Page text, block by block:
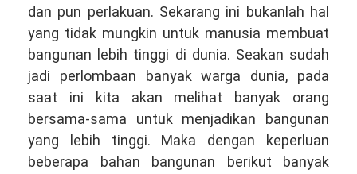
dan pun perlakuan. Sekarang ini bukanlah hal
yang tidak mungkin untuk manusia membuat
bangunan lebih tinggi di dunia. Seakan sudah
jadi perlombaan banyak warga dunia, pada
saat ini kita akan melihat banyak orang
bersama-sama untuk menjadikan bangunan
yang lebih tinggi. Maka dengan keperluan
beberapa bahan bangunan berikut banyak